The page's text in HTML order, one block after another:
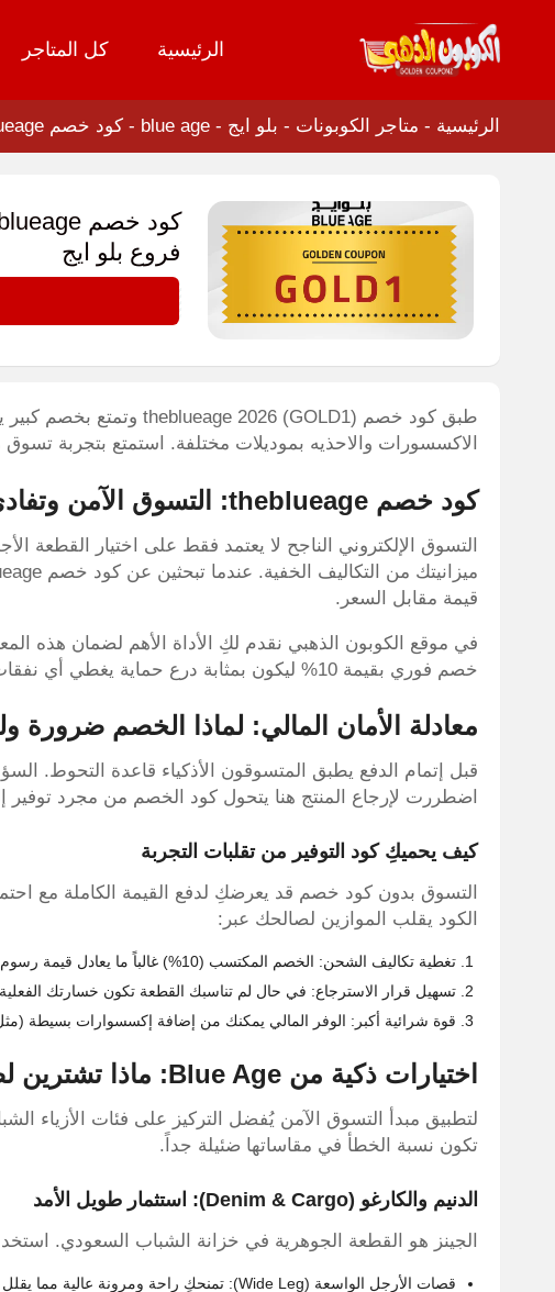
تخطي
المحتوى
الرئيسية كل المتاجر
الرئيسية - متاجر الكوبونات - بلو ايج - blue age - كود خصم theblueage تخفيض قوي لكل مشترياتك من فروع بلو ايج
فروع بلو ايج
الاكسسورات والاحذيه بموديلات مختلفة. استمتع بتجربة
كود خصم theblueage: التسوق الآمن وتفادي الخسارة
التسوق الإلكتروني الناجح لا يعتمد فقط على اختيار القطعة
قيمة مقابل السعر.
في موقع الكوبون الذهبي نقدم لكِ الأداة الأهم لضمان هذه
خصم فوري بقيمة 10% ليكون بمثابة درع حماية يغطي أي نفقات غير متوقعة ويجعل قرار الشراء أكثر أماناً.
معادلة الأمان المالي: لماذا الخصم ضرورة
قبل إتمام الدفع يطبق المتسوقون الأذكياء قاعدة التحوط.
اضطررت لإرجاع المنتج هنا يتحول كود الخصم من مجرد توفير
كيف يحميكِ كود التوفير من تقلبات التجربة
التسوق بدون كود خصم قد يعرضكِ لدفع القيمة الكاملة مع
الكود يقلب الموازين لصالحك عبر:
تغطية تكاليف الشحن: الخصم المكتسب (10%) غالباً ما يعادل قيمة رسوم التوصيل مما يعني أنكِ حصلتِ على شحن شبه مجاني.
تسهيل قرار الاسترجاع: في حال لم تناسبك القطعة تكون خسارتك
قوة شرائية أكبر: الوفر المالي يمكنك من إضافة إكسسوارات بسيطة (مثل
اختيارات ذكية من Blue Age: ماذا تشترين لضمان الجودة
تكون نسبة الخطأ في مقاساتها ضئيلة جداً.
الدنيم والكارغو (Denim & Cargo): استثمار طويل الأمد
الجينز هو القطعة الجوهرية في خزانة الشباب السعودي.
قصات الأرجل الواسعة (Wide Leg): تمنحكِ راحة ومرونة عالية مما يقلل احتمالية عدم تطابق المقاس.